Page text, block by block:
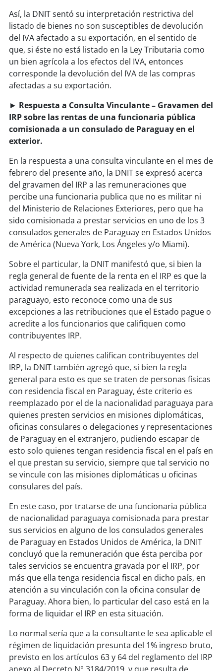
Así, la DNIT sentó su interpretación restrictiva del
listado de bienes no son susceptibles de devolución
del IVA afectado a su exportación, en el sentido de
que, si éste no está listado en la Ley Tributaria como
un bien agrícola a los efectos del IVA, entonces
corresponde la devolución del IVA de las compras
afectadas a su exportación.
► Respuesta a Consulta Vinculante – Gravamen del
IRP sobre las rentas de una funcionaria pública
comisionada a un consulado de Paraguay en el
exterior.
En la respuesta a una consulta vinculante en el mes de
febrero del presente año, la DNIT se expresó acerca
del gravamen del IRP a las remuneraciones que
percibe una funcionaria publica que no es militar ni
del Ministerio de Relaciones Exteriores, pero que ha
sido comisionada a prestar servicios en uno de los 3
consulados generales de Paraguay en Estados Unidos
de América (Nueva York, Los Ángeles y/o Miami).
Sobre el particular, la DNIT manifestó que, si bien la
regla general de fuente de la renta en el IRP es que la
actividad remunerada sea realizada en el territorio
paraguayo, esto reconoce como una de sus
excepciones a las retribuciones que el Estado pague o
acredite a los funcionarios que califiquen como
contribuyentes IRP.
Al respecto de quienes califican contribuyentes del
IRP, la DNIT también agregó que, si bien la regla
general para esto es que se traten de personas físicas
con residencia fiscal en Paraguay, éste criterio es
reemplazado por el de la nacionalidad paraguaya para
quienes presten servicios en misiones diplomáticas,
oficinas consulares o delegaciones y representaciones
de Paraguay en el extranjero, pudiendo escapar de
esto solo quienes tengan residencia fiscal en el país en
el que prestan su servicio, siempre que tal servicio no
se vincule con las misiones diplomáticas u oficinas
consulares del país.
En este caso, por tratarse de una funcionaria pública
de nacionalidad paraguaya comisionada para prestar
sus servicios en alguno de los consulados generales
de Paraguay en Estados Unidos de América, la DNIT
concluyó que la remuneración que ésta perciba por
tales servicios se encuentra gravada por el IRP, por
más que ella tenga residencia fiscal en dicho país, en
atención a su vinculación con la oficina consular de
Paraguay. Ahora bien, lo particular del caso está en la
forma de liquidar el IRP en esta situación.
Lo normal sería que a la consultante le sea aplicable el
régimen de liquidación presunta del 1% ingreso bruto,
previsto en los artículos 63 y 64 del reglamento del IRP